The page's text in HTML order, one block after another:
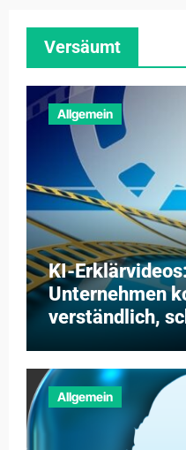
Versäumt
Allgemein
KI-
Unternehmen
verständlich,
Allgemein